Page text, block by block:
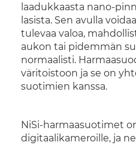
laadukkaasta nano-
lasista. Sen avulla
tulevaa valoa,
aukon tai pidemmän
normaalisti.
väritoistoon ja se on
suotimien kanssa.
NiSi-harmaasuotimet
digitaalikameroille, ja